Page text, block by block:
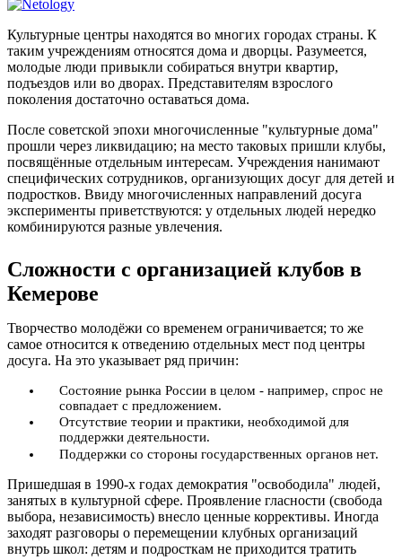
Культурные центры находятся во многих городах страны. К
таким учреждениям относятся дома и дворцы. Разумеется,
молодые люди привыкли собираться внутри квартир,
подъездов или во дворах. Представителям взрослого
поколения достаточно оставаться дома.
После советской эпохи многочисленные "культурные дома"
прошли через ликвидацию; на место таковых пришли клубы,
посвящённые отдельным интересам. Учреждения нанимают
специфических сотрудников, организующих досуг для детей и
подростков. Ввиду многочисленных направлений досуга
эксперименты приветствуются: у отдельных людей нередко
комбинируются разные увлечения.
Сложности с организацией клубов в
Кемерове
Творчество молодёжи со временем ограничивается; то же
самое относится к отведению отдельных мест под центры
досуга. На это указывает ряд причин:
Состояние рынка России в целом - например, спрос не
совпадает с предложением.
Отсутствие теории и практики, необходимой для
поддержки деятельности.
Поддержки со стороны государственных органов нет.
Пришедшая в 1990-х годах демократия "освободила" людей,
занятых в культурной сфере. Проявление гласности (свобода
выбора, независимость) внесло ценные коррективы. Иногда
заходят разговоры о перемещении клубных организаций
внутрь школ: детям и подросткам не приходится тратить